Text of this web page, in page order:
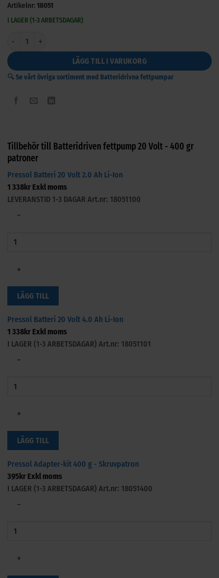
Artikelnr:18051
I LAGER (1-3 ARBETSDAGAR)
Batteridriven fettpump 20 Volt - 400 gr patroner mängd
LÄGG TILL I VARUKORG
🔍 Se vårt övriga sortiment med Batteridrivna fettpumpar
Tillbehör till Batteridriven fettpump 20 Volt - 400 gr
patroner
Pressol Batteri 20 Volt 2.0 Ah Li-Ion
1 338kr Exkl moms
LEVERANSTID 1-3 DAGAR Art.nr: 18051100
−
+
LÄGG TILL
Pressol Batteri 20 Volt 4.0 Ah Li-Ion
1 338kr Exkl moms
I LAGER (1-3 ARBETSDAGAR) Art.nr: 18051101
−
+
LÄGG TILL
Pressol Adapter-kit 400 g - Skruvpatron
395kr Exkl moms
I LAGER (1-3 ARBETSDAGAR) Art.nr: 18051400
−
+